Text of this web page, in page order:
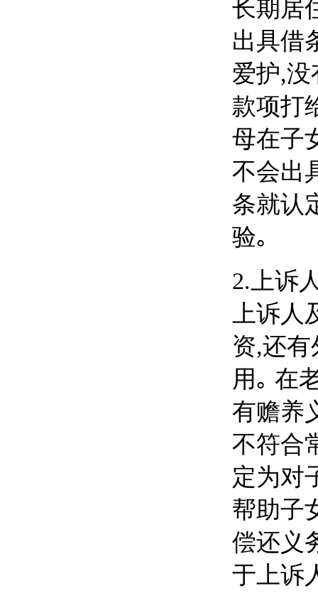
长期居
出具借
爱护,
款项打
母在子
不会出
条就认
验｡
2. 上诉
上诉
资,还
用｡ 在
有赡养
不符合
定为对
帮助子
偿还义
于上诉